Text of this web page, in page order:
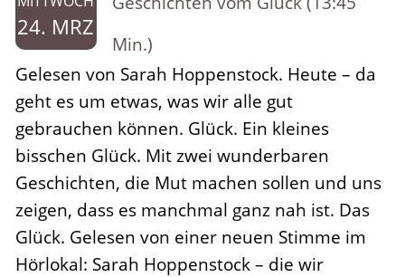
24. MRZ
Min.)
Gelesen von Sarah Hoppenstock. Heute – da
geht es um etwas, was wir alle gut
gebrauchen können. Glück. Ein kleines
bisschen Glück. Mit zwei wunderbaren
Geschichten, die Mut machen sollen und uns
zeigen, dass es manchmal ganz nah ist. Das
Glück. Gelesen von einer neuen Stimme im
Hörlokal: Sarah Hoppenstock – die wir